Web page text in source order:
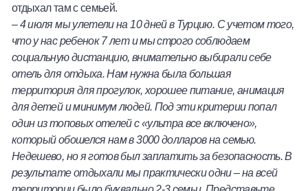
отдыхал там с семьей.
–4 июля мы улетели на 10 дней в Турцию. С учетом того,
что у нас ребенок 7 лет и мы строго соблюдаем
социальную дистанцию, внимательно выбирали себе
отель для отдыха. Нам нужна была большая
территория для прогулок, хорошее питание, анимация
для детей и минимум людей. Под эти критерии попал
один из топовых отелей с «ультра все включено»,
который обошелся нам в 3000 долларов на семью.
Недешево, но я готов был заплатить за безопасность. В
результате отдыхали мы практически одни – на всей